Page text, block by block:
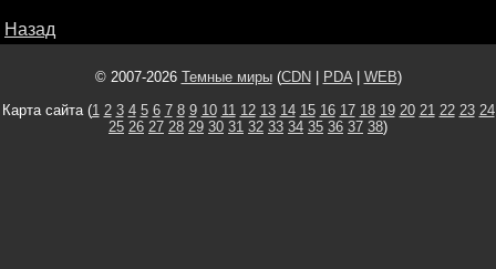
Назад
© 2007-2026 Темные миры(CDN PDA| WEB)
Карта сайта (1 2 3 4 5 6 7 8 9 10 11 12 13 14 15 16 17 18 19 20 21 22 23 24
25 26 27 28 29 30 31 32 33 34 35 36 37 38)